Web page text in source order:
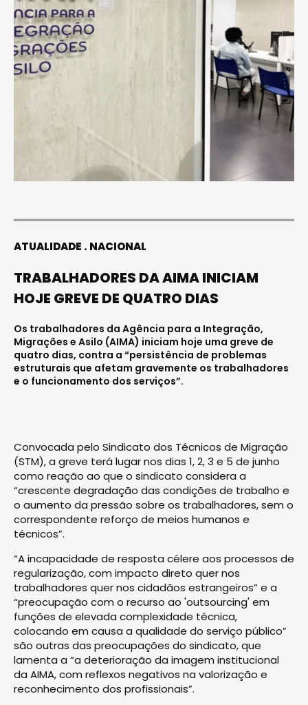
ATUALIDADE NACIONAL
TRABALHADORES DA AIMA INICIAM
HOJE GREVE DE QUATRO DIAS
Os trabalhadores da Agência para a Integração,
Migrações e Asilo (AIMA) iniciam hoje uma greve de
quatro dias, contra a “persistência de problemas
estruturais que afetam gravemente os trabalhadores
e o funcionamento dos serviços”.
Convocada pelo Sindicato dos Técnicos de Migração
(STM), a greve terá lugar nos dias 1, 2, 3 e 5 de junho
como reação ao que o sindicato considera a
“crescente degradação das condições de trabalho e
o aumento da pressão sobre os trabalhadores, sem o
correspondente reforço de meios humanos e
técnicos”.
“A incapacidade de resposta célere aos processos de
regularização, com impacto direto quer nos
trabalhadores quer nos cidadãos estrangeiros” e a
“preocupação com o recurso ao 'outsourcing' em
funções de elevada complexidade técnica,
colocando em causa a qualidade do serviço público”
são outras das preocupações do sindicato, que
lamenta a “a deterioração da imagem institucional
da AIMA, com reflexos negativos na valorização e
reconhecimento dos profissionais”.